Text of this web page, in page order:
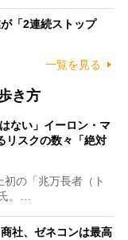
「2連続ストップ
一覧を見る
き方
ない」イーロン・マ
リスクの数々「絶対
の「兆万長者（ト
。…
社、ゼネコンは最高